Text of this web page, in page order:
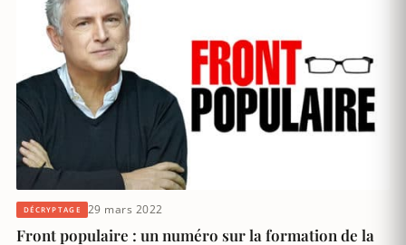
DÉCRYPTAGE 29 mars 2022
Front populaire : un numéro sur la formation de la